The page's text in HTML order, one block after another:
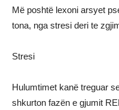
Më poshtë lexoni arsyet
tona, nga stresi deri te
Stresi
Hulumtimet kanë treguar
shkurton fazën e gjumit